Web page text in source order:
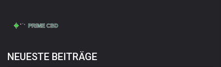
NEUESTE BEITRÄGE